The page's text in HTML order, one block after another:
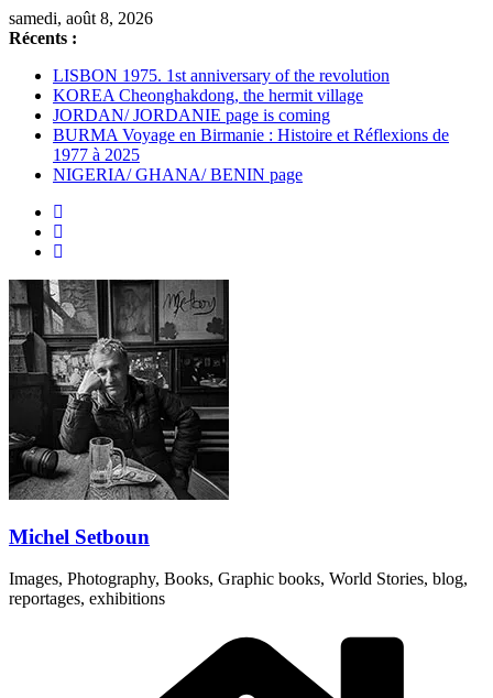
samedi, août 8, 2026
Récents :
LISBON 1975. 1st anniversary of the revolution
KOREA Cheonghakdong, the hermit village
JORDAN/ JORDANIE page is coming
BURMA Voyage en Birmanie : Histoire et Réflexions de
1977 à 2025
NIGERIA/ GHANA/ BENIN page
Michel Setboun
Images, Photography, Books, Graphic books, World Stories, blog,
reportages, exhibitions